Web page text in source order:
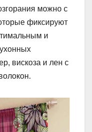
можно с
фиксируют
и
вискоза и лен с